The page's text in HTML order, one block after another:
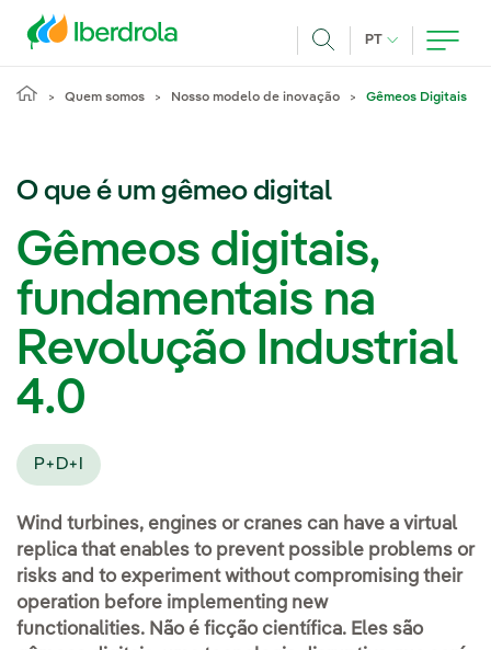
PT IDIOMA ATUAL,
Quem somos Nosso modelo de inovação Gêmeos Digitais
O que é um gêmeo digital
Gêmeos digitais,
fundamentais na
Revolução Industrial
4.0
P+D+I
Wind turbines, engines or cranes can have a virtual
replica that enables to prevent possible problems or
risks and to experiment without compromising their
operation before implementing new
functionalities. Não é ficção científica. Eles são